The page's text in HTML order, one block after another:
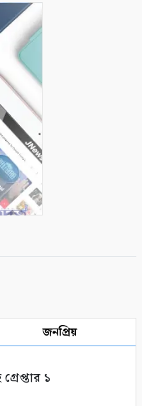
জনপ্রিয়
১